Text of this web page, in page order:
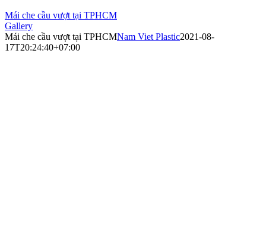
Mái che cầu vượt tại TPHCM
Gallery
Mái che cầu vượt tại TPHCMNam Viet Plastic2021-08-
17T20:24:40+07:00